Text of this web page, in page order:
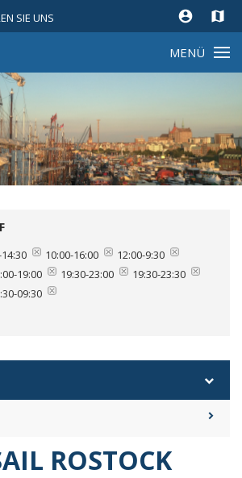
account_circle map
SIE UNS
MENÜ
10:00-16:00
12:00-9:30
19:00 19:30-23:00
19:30-23:30
09:30
ROSTOCK